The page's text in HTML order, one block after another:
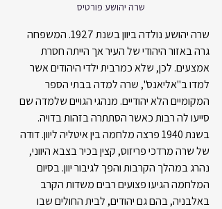
שרה יהושע פורטיס
שרה יהושע נולדה ביוון בשנת 1927. המשפחה
גרה באזור היהודי של העיר אך הייתה חסרת
אמצעים. לכן, שלא כמרבית ילדי היהודים אשר
למדו ב"אליאנס", שרה למדה בבתי הספר
המקומיים הלא יהודיים. מנהגי הגויים שלמדה שם
סייעו לה רבות כאשר הסתתרה בזהות בדויה.
בשנת 1940 פרצה מלחמה בין איטליה ליוון. דודה
של שרה מרדכי פריזוס, קצין בכיר בצבא היווני,
נהרג במהלך הקרבות והפך לגיבור יוון. בסיום
המלחמה הגיעו פצועים רבים משדות הקרב
באלבניה, בהם גם יהודים, לבית החולים שבו